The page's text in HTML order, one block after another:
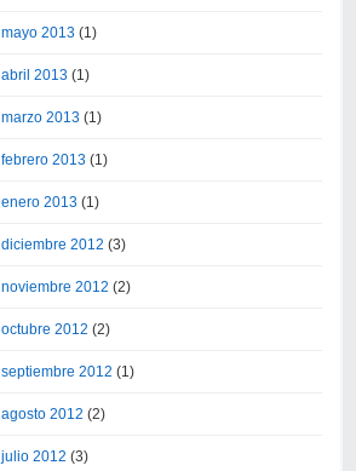
mayo 2013 (1)
abril 2013 (1)
marzo 2013 (1)
febrero 2013 (1)
enero 2013 (1)
diciembre 2012 (3)
noviembre 2012 (2)
octubre 2012 (2)
septiembre 2012 (1)
agosto 2012 (2)
julio 2012 (3)